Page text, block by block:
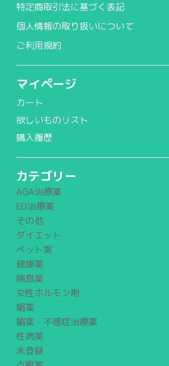
特定商取引法に基づく表記
個人情報の取り扱いについて
ご利用規約
マイページ
カート
欲しいものリスト
購入履歴
カテゴリー
AGA治療薬
ED治療薬
その他
ダイエット
ペット薬
健康薬
喘息薬
女性ホルモン剤
媚薬
媚薬・不感症治療薬
性病薬
未登録